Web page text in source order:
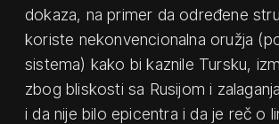
dokaza, na primer da određene
koriste nekonvencionalna oružja
sistema) kako bi kaznile Tursku,
zbog bliskosti sa Rusijom i
i da nije bilo epicentra i da je reč o